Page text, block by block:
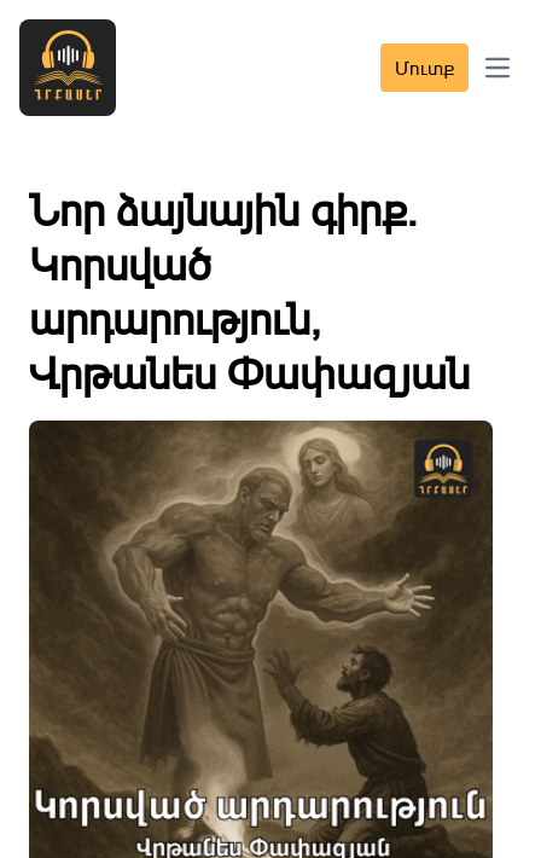
Մուտք Open
Նոր ձայնային գիրք․
Կորսված
արդարություն,
Վրթանես Փափազյան